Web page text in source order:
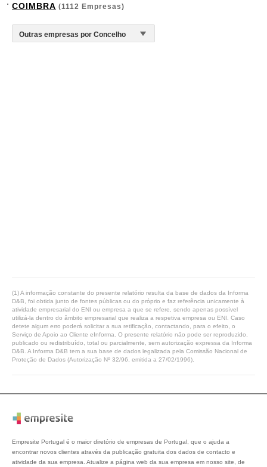
COIMBRA (1112 Empresas)
(1) A informação constante do presente relatório resulta da base de dados da Informa
D&B, foi obtida junto de fontes públicas ou do próprio e faz referência unicamente à
atividade empresarial do ENI ou empresa a que se refere, sendo apenas possível
utilizá-la dentro do âmbito empresarial que realiza a respetiva empresa ou ENI. Caso
detete algum erro poderá solicitar a sua retificação, contactando, para o efeito, o
Serviço de Apoio ao Cliente eInforma. O presente relatório não pode ser reproduzido,
publicado ou redistribuído, total ou parcialmente, sem autorização expressa da Informa
D&B. A Informa D&B tem a sua base de dados legalizada pela Comissão Nacional de
Proteção de Dados (Autorização Nº 32/96, emitida a 27/02/1996).
Empresite Portugal é o maior diretório de empresas de Portugal, que o ajuda a
encontrar novos clientes através da publicação gratuita dos dados de contacto e
atividade da sua empresa. Atualize a página web da sua empresa em nosso site, de